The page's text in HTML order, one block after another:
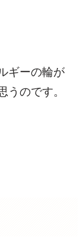
ギーの輪が
うのです。